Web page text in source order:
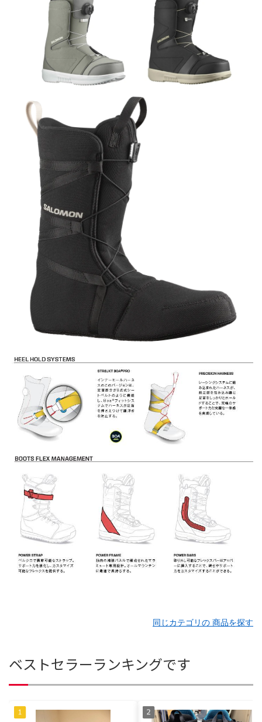
同じカテゴリの 商品を探す
ベストセラーランキングです